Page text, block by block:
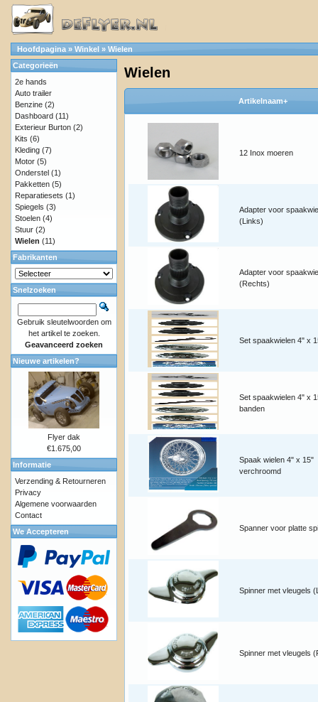
Hoofdpagina » Winkel » Wielen
Wielen
Artikelnaam+
12 Inox moeren
Adapter voor
(Links)
Adapter voor
(Rechts)
Set spaakwielen 4" x
Set spaakwielen 4" x
banden
Spaak wielen 4" x 15"
verchroomd
Spanner voor platte
Spinner met vleugels
Spinner met vleugels
Categorieën
2e hands
Auto trailer
Benzine (2)
Dashboard (11)
Exterieur Burton (2)
Kits (6)
Kleding (7)
Motor (5)
Onderstel (1)
Pakketten (5)
Reparatiesets (1)
Spiegels (3)
Stoelen (4)
Stuur (2)
Wielen (11)
Fabrikanten
Snelzoeken
Gebruik sleutelwoorden om
het artikel te zoeken.
Geavanceerd zoeken
Nieuwe artikelen?
Flyer dak
€1.675,00
Informatie
Verzending & Retourneren
Privacy
Algemene voorwaarden
Contact
We Accepteren